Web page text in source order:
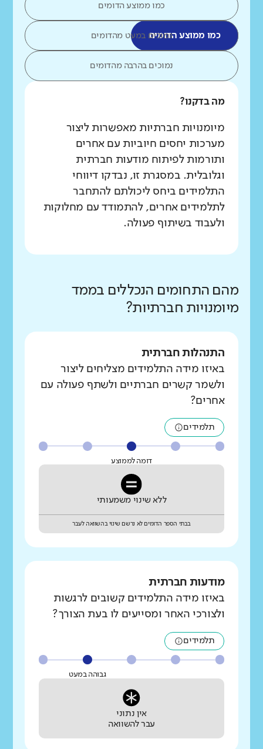
כמו ממוצע הדומים
כמו ממוצע הדומיםנמוכים במעט מהדומים
נמוכים בהרבה מהדומים
מה בדקנו?
מיומנויות חברתיות מאפשרות ליצור
מערכות יחסים חיוביות עם אחרים
ותורמות לפיתוח מודעות חברתית
וגלובלית. במסגרת זו, נבדקו דיווחי
התלמידים ביחס ליכולתם להתחבר
לתלמידים אחרים, להתמודד עם מחלוקות
ולעבוד בשיתוף פעולה.
מהם התחומים הנכללים בממד
מיומנויות חברתיות?
התנהלות חברתית
באיזו מידה התלמידים מצליחים ליצור
ולשמר קשרים חברתיים ולשתף פעולה עם
אחרים?
תלמידים
דומה לממוצע
ללא שינוי משמעותי
בבתי הספר הדומים לא נרשם שינוי בהשוואה לעבר
מודעות חברתית
באיזו מידה התלמידים קשובים לרגשות
ולצורכי האחר ומסייעים לו בעת הצורך?
תלמידים
גבוהה במעט
אין נתוני
עבר להשוואה